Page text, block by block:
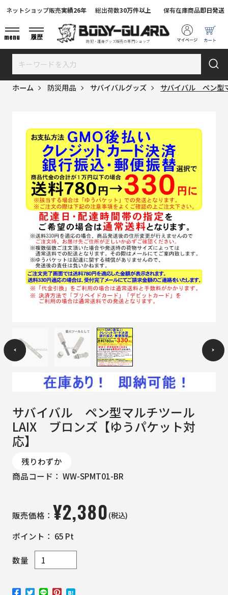
防犯・護身グッズ販売の専門ショップ
ネットショップ販売実績26年 総出荷数30万件以上 保有在庫商品即日発送
menu 履歴
ホーム 防災用品 サバイバルグッズ サバイバル ペン型
サバイバル ペン型マルチツール
LAIX ブロンズ【ゆうパケット対
応】
残りわずか
商品コード： WW-SPMT01-BR
販売価格： ¥2,380(税込)
ポイント： 65 Pt
数量